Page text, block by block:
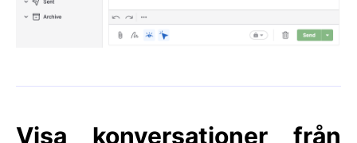
Visa konversationer från